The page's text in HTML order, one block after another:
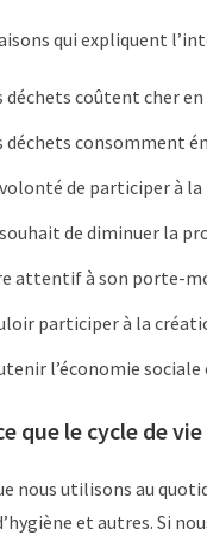
qui expliquent
déchets coûtent cher
déchets consomment
de participer à
de diminuer la
attentif à son porte-
participer à la
l’économie
que le cycle de
nous utilisons au
et autres. Si